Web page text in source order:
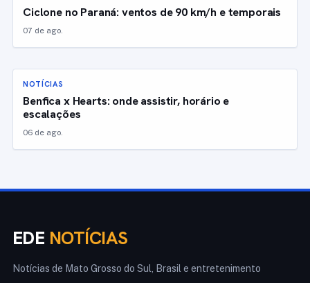
Ciclone no Paraná: ventos de 90 km/h e temporais
07 de ago.
NOTÍCIAS
Benfica x Hearts: onde assistir, horário e
escalações
06 de ago.
EDE NOTÍCIAS
Notícias de Mato Grosso do Sul, Brasil e entretenimento